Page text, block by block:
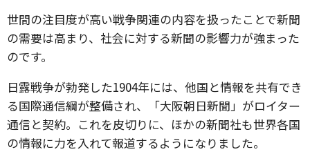
世間の注目度が高い戦争関連の内容を扱ったことで新聞
の需要は高まり、社会に対する新聞の影響力が強まった
のです。
日露戦争が勃発した1904年には、他国と情報を共有でき
る国際通信綱が整備され、「大阪朝日新聞」がロイター
通信と契約。これを皮切りに、ほかの新聞社も世界各国
の情報に力を入れて報道するようになりました。